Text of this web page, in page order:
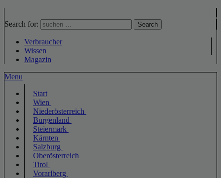
Search for: Search
Verbraucher
Wissen
Magazin
Menu
Start
Wien
Niederösterreich
Burgenland
Steiermark
Kärnten
Salzburg
Oberösterreich
Tirol
Vorarlberg